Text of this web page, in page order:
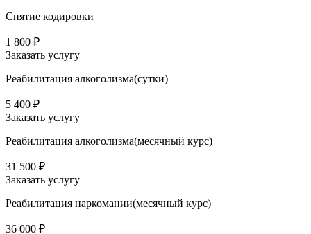
Снятие кодировки
1 800 ₽
Заказать услугу
Реабилитация алкоголизма(cутки)
5 400 ₽
Заказать услугу
Реабилитация алкоголизма(месячный курс)
31 500 ₽
Заказать услугу
Реабилитация наркомании(месячный курс)
36 000 ₽